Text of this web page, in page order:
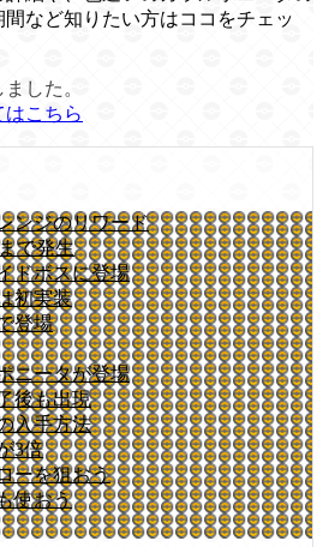
など知りたい方はココをチェッ
した。
こちら
ンジのリワード
で発生
ドボスに登場
初実装
登場
ニータが登場
後も出現
入手方法
3倍
ーを狙おう
使おう